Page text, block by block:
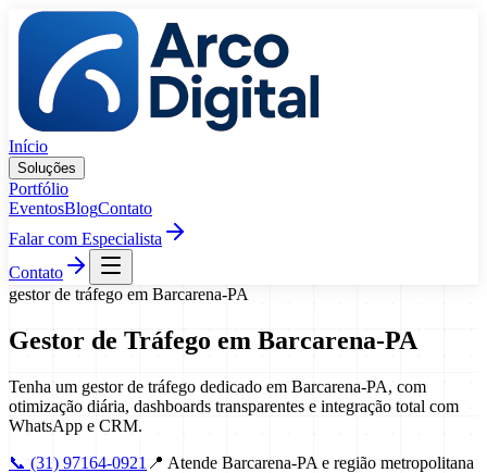
Pular para o conteúdo
Início
Soluções
Portfólio
EventosBlogContato
Falar com Especialista
Contato
gestor de tráfego em Barcarena-PA
Gestor de Tráfego em Barcarena-PA
Tenha um gestor de tráfego dedicado em Barcarena-PA, com
otimização diária, dashboards transparentes e integração total com
WhatsApp e CRM.
📞 (31) 97164-0921 📍 Atende Barcarena-PA e região metropolitana